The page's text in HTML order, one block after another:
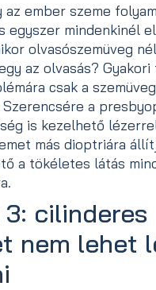
az ember szeme
egyszer mindenkinél
olvasószemüveg
az olvasás?
csak a
a
is kezelhető
más dioptriára
a tökéletes látás
3: cilinderes
nem lehet